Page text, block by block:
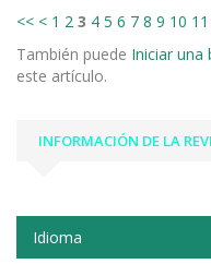
<< < 1 2 3 4 5 6 7 8 9 10 11
También puede Iniciar una
este artículo.
INFORMACIÓN DE LA
Idioma